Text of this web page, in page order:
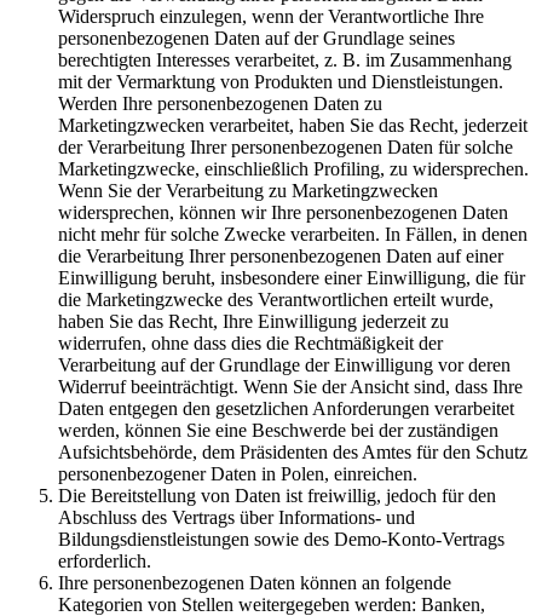
Widerspruch einzulegen, wenn der Verantwortliche Ihre
personenbezogenen Daten auf der Grundlage seines
berechtigten Interesses verarbeitet, z. B. im Zusammenhang
mit der Vermarktung von Produkten und Dienstleistungen.
Werden Ihre personenbezogenen Daten zu
Marketingzwecken verarbeitet, haben Sie das Recht, jederzeit
der Verarbeitung Ihrer personenbezogenen Daten für solche
Marketingzwecke, einschließlich Profiling, zu widersprechen.
Wenn Sie der Verarbeitung zu Marketingzwecken
widersprechen, können wir Ihre personenbezogenen Daten
nicht mehr für solche Zwecke verarbeiten. In Fällen, in denen
die Verarbeitung Ihrer personenbezogenen Daten auf einer
Einwilligung beruht, insbesondere einer Einwilligung, die für
die Marketingzwecke des Verantwortlichen erteilt wurde,
haben Sie das Recht, Ihre Einwilligung jederzeit zu
widerrufen, ohne dass dies die Rechtmäßigkeit der
Verarbeitung auf der Grundlage der Einwilligung vor deren
Widerruf beeinträchtigt. Wenn Sie der Ansicht sind, dass Ihre
Daten entgegen den gesetzlichen Anforderungen verarbeitet
werden, können Sie eine Beschwerde bei der zuständigen
Aufsichtsbehörde, dem Präsidenten des Amtes für den Schutz
personenbezogener Daten in Polen, einreichen.
Die Bereitstellung von Daten ist freiwillig, jedoch für den
Abschluss des Vertrags über Informations- und
Bildungsdienstleistungen sowie des Demo-Konto-Vertrags
erforderlich.
Ihre personenbezogenen Daten können an folgende
Kategorien von Stellen weitergegeben werden: Banken,